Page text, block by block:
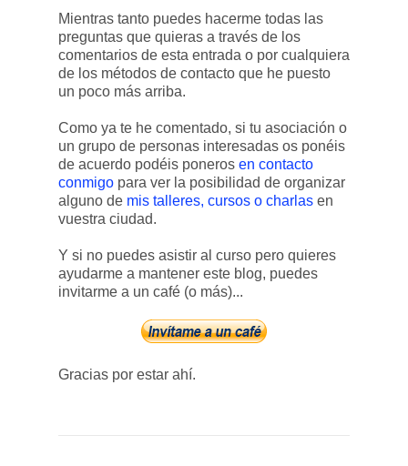
Mientras tanto puedes hacerme todas las
preguntas que quieras a través de los
comentarios de esta entrada o por cualquiera
de los métodos de contacto que he puesto
un poco más arriba.
Como ya te he comentado, si tu asociación o
un grupo de personas interesadas os ponéis
de acuerdo podéis poneros en contacto
conmigo para ver la posibilidad de organizar
alguno de mis talleres, cursos o charlas en
vuestra ciudad.
Y si no puedes asistir al curso pero quieres
ayudarme a mantener este blog, puedes
invitarme a un café (o más)...
Gracias por estar ahí.